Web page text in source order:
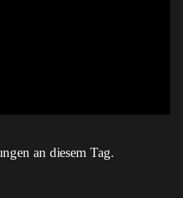
an diesem Tag.